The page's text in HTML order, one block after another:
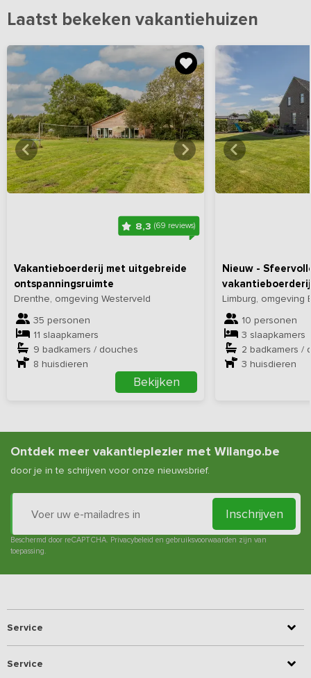
Laatst bekeken vakantiehuizen
8,3 (69 reviews)
Vakantieboerderij met uitgebreide
ontspanningsruimte
Drenthe, omgeving Westerveld
35 personen
11 slaapkamers
9 badkamers / douches
8 huisdieren
Bekijken
Bekijkhieralle foto's
Nieuw -
Limburg, omgeving
10 personen
3 slaapkamers
2 badkamers /
3 huisdieren
Bekijk
Ontdek meer vakantieplezier met Wilango.be
door je in te schrijven voor onze nieuwsbrief.
Inschrijven
Beschermd door reCAPTCHA. Privacybeleid en gebruiksvoorwaarden zijn van
toepassing.
Service
Service